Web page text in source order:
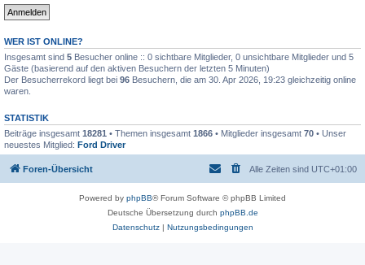
WER IST ONLINE?
Insgesamt sind 5 Besucher online :: 0 sichtbare Mitglieder, 0 unsichtbare Mitglieder und 5
Gäste (basierend auf den aktiven Besuchern der letzten 5 Minuten)
Der Besucherrekord liegt bei 96 Besuchern, die am 30. Apr 2026, 19:23 gleichzeitig online
waren.
STATISTIK
Beiträge insgesamt 18281 • Themen insgesamt 1866 • Mitglieder insgesamt 70 • Unser
neuestes Mitglied: Ford Driver
Foren-Übersicht Alle Zeiten sind UTC+01:00
Powered by phpBB® Forum Software © phpBB Limited
Deutsche Übersetzung durch phpBB.de
Datenschutz| Nutzungsbedingungen